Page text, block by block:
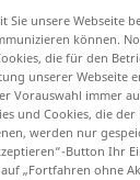
&adj <inv>
anklicken/
Sie unsere Webseite
können.
die für den
unserer Webseite
Vorauswahl immer
und Cookies, die
werden nur
Button Ihr
„Fortfahren ohne